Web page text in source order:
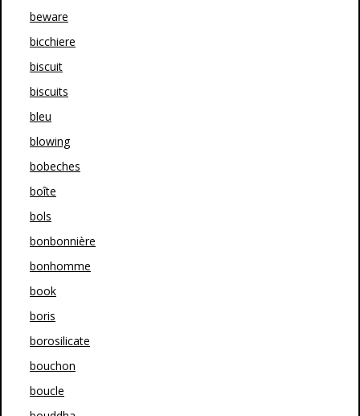
beware
bicchiere
biscuit
biscuits
bleu
blowing
bobeches
boîte
bols
bonbonnière
bonhomme
book
boris
borosilicate
bouchon
boucle